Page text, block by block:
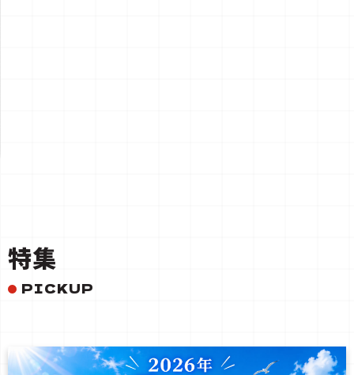
特集
PICKUP